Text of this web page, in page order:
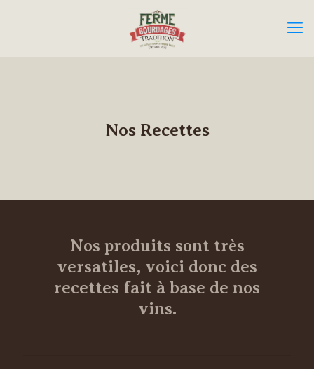
Nos Recettes
Nos produits sont très
versatiles, voici donc des
recettes fait à base de nos
vins.